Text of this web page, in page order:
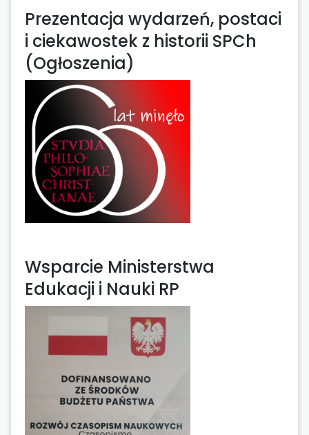
Prezentacja wydarzeń, postaci
i ciekawostek z historii SPCh
(Ogłoszenia)
Wsparcie Ministerstwa
Edukacji i Nauki RP